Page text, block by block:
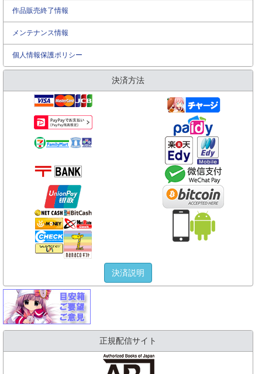
作品販売終了情報
メンテナンス情報
個人情報保護ポリシー
決済方法
決済説明
正規配信サイト